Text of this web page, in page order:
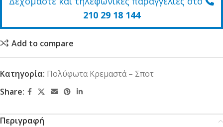
210 29 18 144
Add to compare
Κατηγορία: Πολύφωτα Κρεμαστά – Σποτ
Share:
Περιγραφή